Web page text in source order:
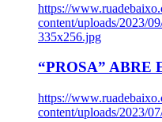
https://
content/uploads/2023/
335x256.jpg
“PROSA” ABRE
https://
content/uploads/2023/